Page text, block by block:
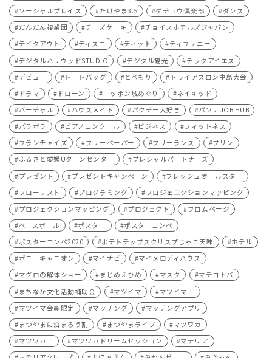
ソーシャルプレイス たけやま3.5 ダチョウ倶楽部
ダンス
だんだん複業団
チーズケーキ
チョイスホテルズジャパン
テイクアウト
ディスコ ディット
ティファニー
デジタルハリウッドSTUDIO
デジタル観光
テックアイエス
デビュー
トートバッグ とべもり
トライアスロン中島大会
ドラマ
ドローン ニッポン城めぐり
ネイキッド
バーチャル
ハウスメイト パクチー大好き
パソナJOB HUB
パラボラ
ピアノコンクール ビジネス
フィットネス
フランチャイズ
フリーペーパー フリーランス
プリン
ふるさと愛媛Uターンセンター
プレシャルパートナーズ
プレゼント
プレゼントキャンペーン
フレッシュオールスター
フローリスト
プログラミング
プロジェエクションマッピング
プロジェクションマッピング
プロジェクト
フロムページ
ベースボール
ポスター
ポスターコンペ
ポスターコンペ2020
ポテトチップスクリスプじゃこ天味
ホテル
ポニーキャニオン
マイナビ
マイメロディハウス
マグロの解体ショー
まじめえひめ マスク
マチコトバ
まちなか文化活動補助金
マツイマ
マツイマ！
マツイマ会員限定
マッチング
マッチングアプリ
まつやまに泊まろう割
まつやまライブ
マツワカ
マツワカ！
マツワカドリームセッション
マテリア